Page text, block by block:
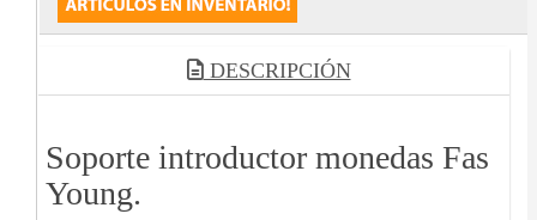
DESCRIPCIÓN
Soporte introductor monedas Fas
Young.